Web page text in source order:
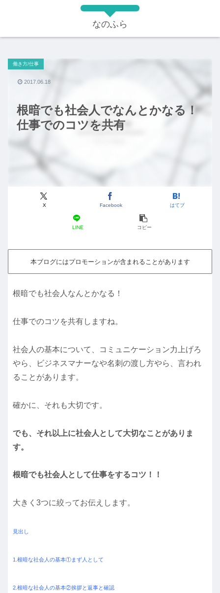
なのふら
根暗でも社会人でなんとかなる！
仕事でのコツを共有
働き方/仕事
X Facebook はてブ
LINE コピー
2017.06.18
本ブログにはプロモーションが含まれることがあります
根暗でも社会人なんとかなる！
仕事でのコツを共有しますね。
社会人の基本について、コミュニケーション力上げろ
やら、ビジネスマナーなや名刺の渡し方やら、言われ
ることがあります。
確かに、それも大切です。
でも、それ以上に社会人として大切なことがありま
す。
根暗でも社会人として仕事をするコツ！！
大きく3つに絞ってお伝えします。
見出し
1.根暗な社会人の基本①まず人として
2.根暗な社会人の基本②挨拶と返事と確認